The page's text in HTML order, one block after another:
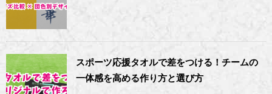
スポーツ応援タオルで差をつける！チームの
一体感を高める作り方と選び方